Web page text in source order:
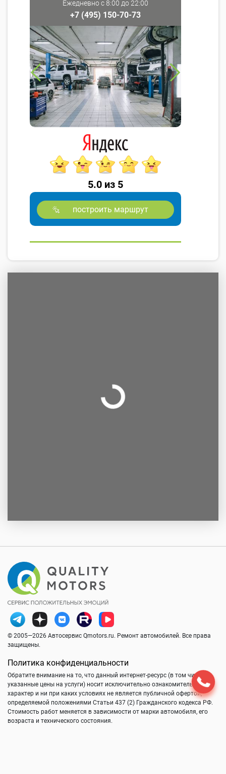
Ежедневно с 8:00 до 22:00
+7 (495) 150-70-73
5.0 из 5
построить маршрут
© 2005—2026 Автосервис Qmotors.ru. Ремонт автомобилей. Все права
защищены.
Политика конфиденциальности
Обратите внимание на то, что данный интернет-ресурс (в том числе
указанные цены на услуги) носит исключительно ознакомительный
характер и ни при каких условиях не является публичной офертой,
определяемой положениями Статьи 437 (2) Гражданского кодекса РФ.
Стоимость работ меняется в зависимости от марки автомобиля, его
возраста и технического состояния.